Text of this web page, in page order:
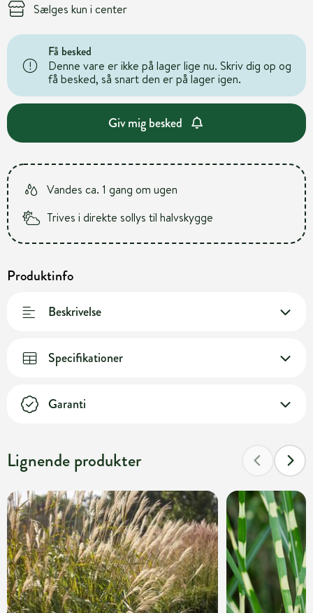
Sælges kun i center
Få besked
Denne vare er ikke på lager lige nu. Skriv dig op og
få besked, så snart den er på lager igen.
Giv mig besked
Vandes ca. 1 gang om ugen
Trives i direkte sollys til halvskygge
Produktinfo
Beskrivelse
Specifikationer
Garanti
Lignende produkter